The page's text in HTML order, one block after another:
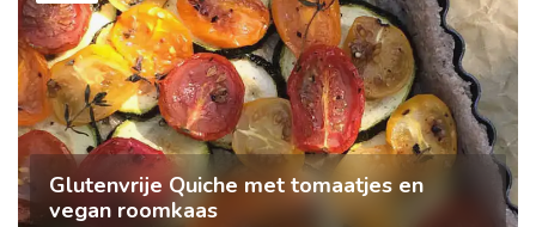
Glutenvrije Quiche met tomaatjes en
vegan roomkaas